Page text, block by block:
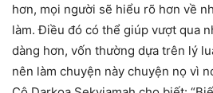
hơn, mọi người sẽ hiểu rõ hơn về
làm. Điều đó có thể giúp vượt qua
dàng hơn, vốn thường dựa trên lý
nên làm chuyện này chuyện nọ vì